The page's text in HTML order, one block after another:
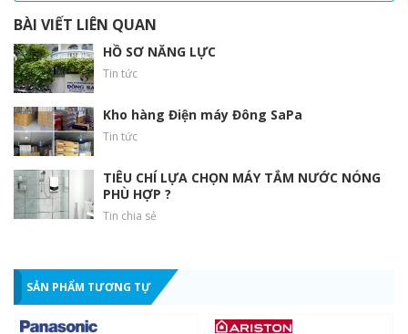
Tiết kiệm
Lớp cách nhiệt dày, mật độ cao giúp giữ nóng lâu và đạt chuẩn
5 sao tiết kiệm năng lượng.
BÀI VIẾT LIÊN QUAN
HỒ SƠ NĂNG LỰC
Tin tức
Kho hàng Điện máy Đông SaPa
Tin tức
TIÊU CHÍ LỰA CHỌN MÁY TẮM NƯỚC NÓNG
PHÙ HỢP ?
Tin chia sẻ
SẢN PHẨM TƯƠNG TỰ